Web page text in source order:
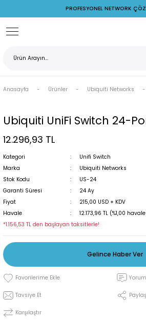
PROFESYONEL NETWORK
Geri Dön
AirMax
PoE
Unifi
Reyee
Ruijie
Wireless
POE
Switch
Cihazları
Anasayfa Ürünler Ubiquiti Networks
Ubiquiti UniFi Switch 24-
12.296,93 TL
Kategori
Unifi Switch
Marka
Ubiquiti Networks
Stok Kodu
US-24
Garanti Süresi
24 Ay
Fiyat
215,00 USD + KDV
Havale
12.173,96 TL (%1,00
*1.156,53 TL den başlayan taksitlerle!
Gelince Haber Ver
Tavsiye Et Paylaş
Karşılaştır